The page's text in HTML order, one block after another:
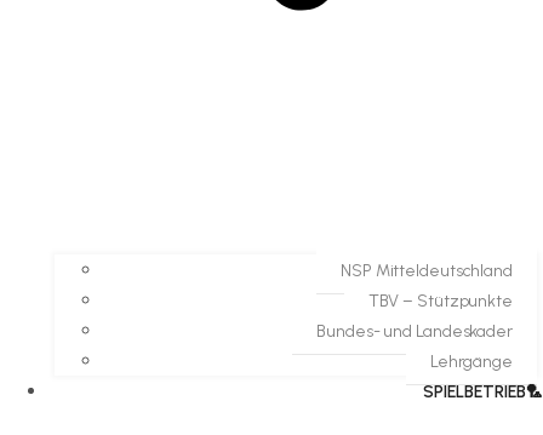
NSP Mitteldeutschland
TBV – Stützpunkte
Bundes- und Landeskader
Lehrgänge
SPIELBETRIEB🏸